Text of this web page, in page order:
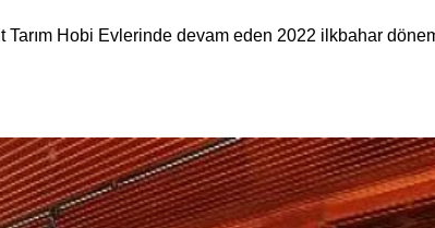
Hobi Evlerinde devam eden 2022 ilkbahar